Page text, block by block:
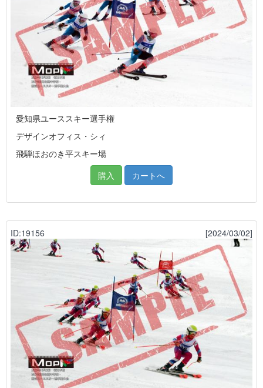
愛知県ユーススキー選手権
デザインオフィス・シィ
飛騨ほおのき平スキー場
購入
カートへ
ID:19156 [2024/03/02]